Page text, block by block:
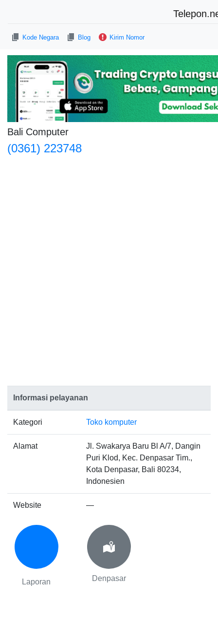
Kode Negara Blog Kirim Nomor
Bali Computer
(0361) 223748
Informasi pelayanan
Kategori Toko komputer
Alamat
Jl. Swakarya Baru Bl A/7, Dangin
Puri Klod, Kec. Denpasar Tim.,
Kota Denpasar, Bali 80234,
Indonesien
Website —
Laporan Denpasar